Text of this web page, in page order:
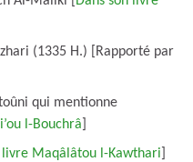
(1335 H.) [Rapporté par
qui mentionne
l-Bouchrâ
livre Maqâlâtou l-Kawthari